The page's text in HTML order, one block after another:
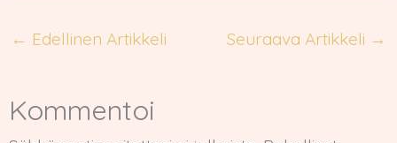
← Edellinen Artikkeli Seuraava Artikkeli →
Kommentoi